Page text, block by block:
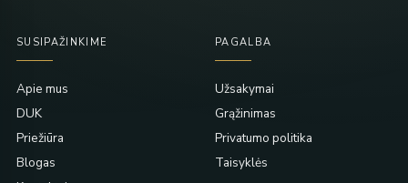
SUSIPAŽINKIME
Apie mus
DUK
Priežiūra
Blogas
PAGALBA
Užsakymai
Grąžinimas
Privatumo politika
Taisyklės